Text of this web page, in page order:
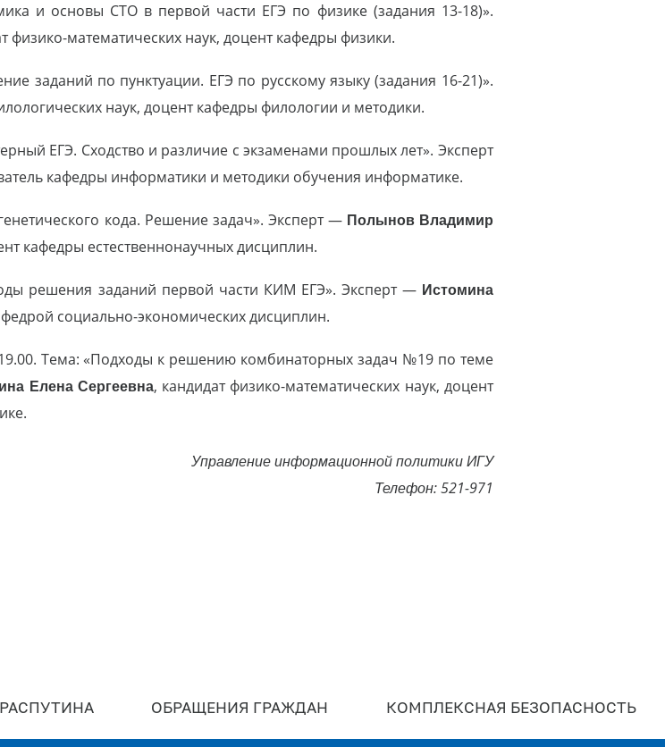
и основы СТО в первой части ЕГЭ по физике (задания 13-18)».
физико-математических наук, доцент кафедры физики.
заданий по пунктуации. ЕГЭ по русскому языку (задания 16-21)».
наук, доцент кафедры филологии и методики.
ЕГЭ. Сходство и различие с экзаменами прошлых лет». Эксперт
кафедры информатики и методики обучения информатике.
кода. Решение задач». Эксперт — Полынов Владимир
кафедры естественнонаучных дисциплин.
решения заданий первой части КИМ ЕГЭ». Эксперт — Истомина
социально-экономических дисциплин.
Тема: «Подходы к решению комбинаторных задач №19 по теме
Елена Сергеевна, кандидат физико-математических наук, доцент
Управление информационной политики ИГУ
Телефон: 521-971
ОБРАЩЕНИЯ ГРАЖДАН КОМПЛЕКСНАЯ БЕЗОПАСНОСТЬ